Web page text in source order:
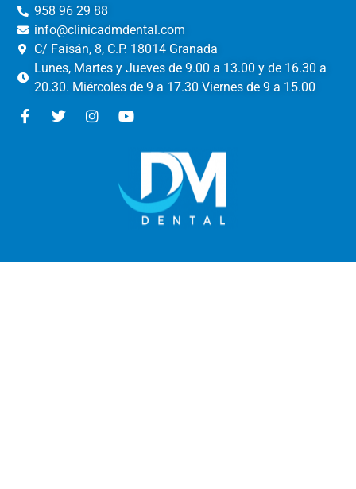
958 96 29 88
info@clinicadmdental.com
C/ Faisán, 8, C.P. 18014 Granada
Lunes, Martes y Jueves de 9.00 a 13.00 y de 16.30 a
20.30. Miércoles de 9 a 17.30 Viernes de 9 a 15.00